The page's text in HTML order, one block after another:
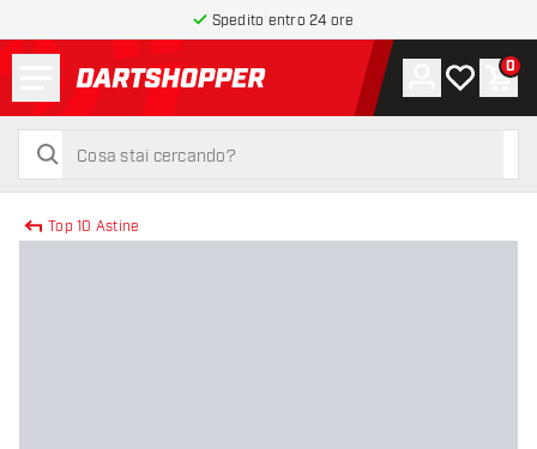
Spedito entro 24 ore
torna alla home page
cerca
cerca
Account
La mia0
Top 10 Astine